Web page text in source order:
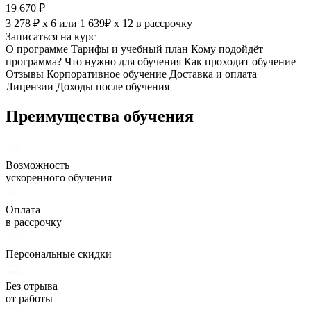
19 670 ₽
3 278 ₽ х 6 или 1 639₽ х 12 в рассрочку
Записаться на курс
О программе Тарифы и учебный план Кому подойдёт
программа? Что нужно для обучения Как проходит обучение
Отзывы Корпоративное обучение Доставка и оплата
Лицензии Доходы после обучения
Преимущества обучения
Возможность
ускоренного обучения
Оплата
в рассрочку
Персональные скидки
Без отрыва
от работы